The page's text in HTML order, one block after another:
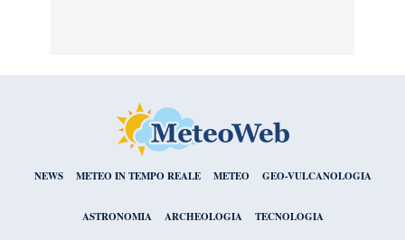
NEWS METEO IN TEMPO REALE METEO GEO-VULCANOLOGIA
ASTRONOMIA ARCHEOLOGIA TECNOLOGIA